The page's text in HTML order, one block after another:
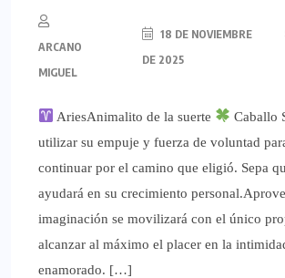
ARCANO
MIGUEL
18 DE NOVIEMBRE
DE 2025
AriesAnimalito de la suerte
Caballo
utilizar su empuje y fuerza de voluntad
continuar por el camino que eligió. Sepa
ayudará en su crecimiento
imaginación se movilizará con el único
alcanzar al máximo el placer en la
enamorado. […]